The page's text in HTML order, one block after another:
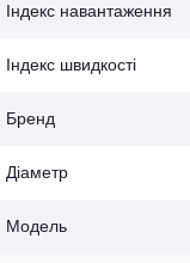
Індекс навантаження
Індекс швидкості
Бренд
Діаметр
Модель